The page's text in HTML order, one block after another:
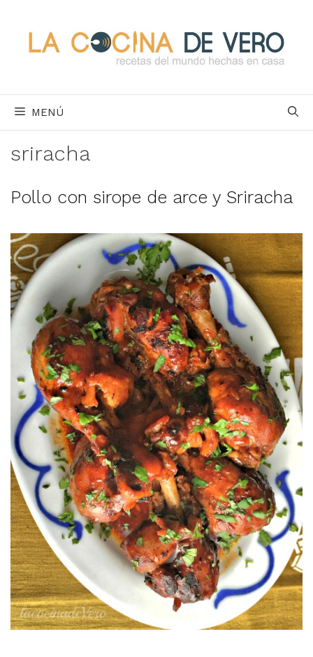
contenido
MENÚ
sriracha
Pollo con sirope de arce y Sriracha